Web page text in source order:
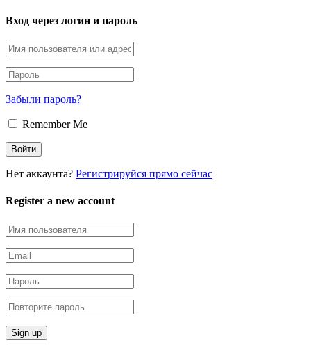
Вход через логин и пароль
Забыли пароль?
Remember Me
Нет аккаунта? Регистрируйся прямо сейчас
Register a new account